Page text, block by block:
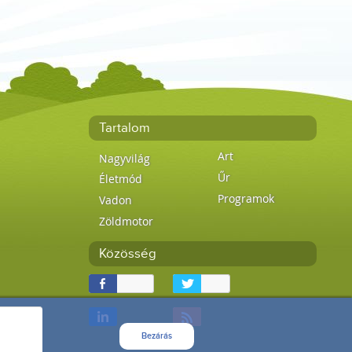
Bezárás
Tartalom
Nagyvilág
Életmód
Vadon
Zöldmotor
Art
Űr
Programok
Közösség